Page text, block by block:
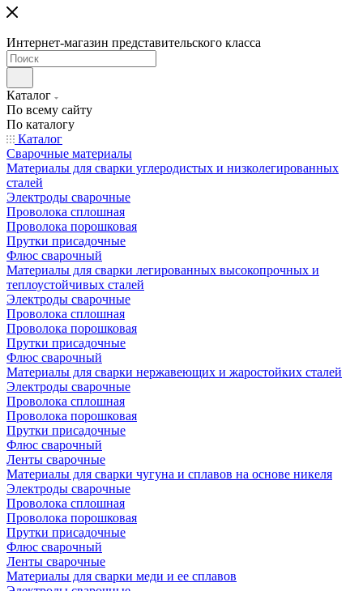
Интернет-магазин представительского класса
Каталог
По всему сайту
По каталогу
Каталог
Сварочные материалы
Материалы для сварки углеродистых и низколегированных
сталей
Электроды сварочные
Проволока сплошная
Проволока порошковая
Прутки присадочные
Флюс сварочный
Материалы для сварки легированных высокопрочных и
теплоустойчивых сталей
Электроды сварочные
Проволока сплошная
Проволока порошковая
Прутки присадочные
Флюс сварочный
Материалы для сварки нержавеющих и жаростойких сталей
Электроды сварочные
Проволока сплошная
Проволока порошковая
Прутки присадочные
Флюс сварочный
Ленты сварочные
Материалы для сварки чугуна и сплавов на основе никеля
Электроды сварочные
Проволока сплошная
Проволока порошковая
Прутки присадочные
Флюс сварочный
Ленты сварочные
Материалы для сварки меди и ее сплавов